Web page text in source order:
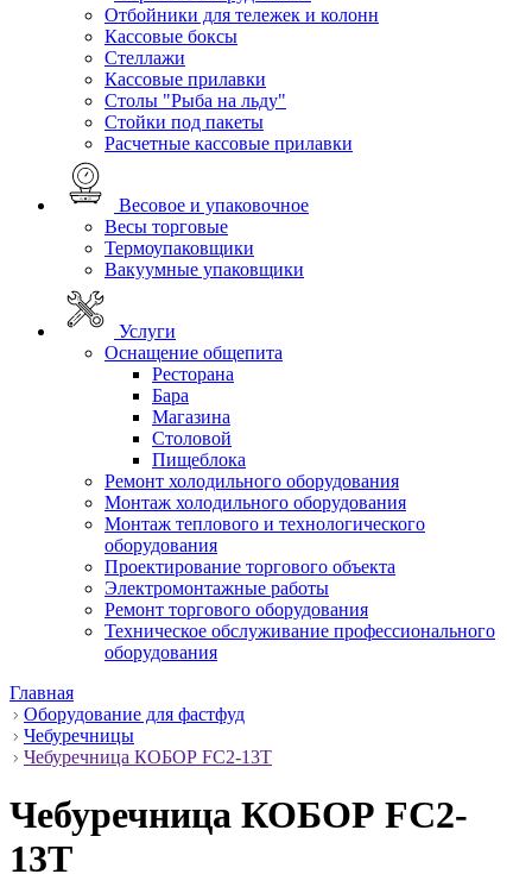
Отбойники для тележек и колонн
Кассовые боксы
Стеллажи
Кассовые прилавки
Столы "Рыба на льду"
Стойки под пакеты
Расчетные кассовые прилавки
Весовое и упаковочное
Весы торговые
Термоупаковщики
Вакуумные упаковщики
Услуги
Оснащение общепита
Ресторана
Бара
Магазина
Столовой
Пищеблока
Ремонт холодильного оборудования
Монтаж холодильного оборудования
Монтаж теплового и технологического
оборудования
Проектирование торгового объекта
Электромонтажные работы
Ремонт торгового оборудования
Техническое обслуживание профессионального
оборудования
Главная
Оборудование для фастфуд
Чебуречницы
Чебуречница КОБОР FC2-13T
Чебуречница КОБОР FC2-
13T